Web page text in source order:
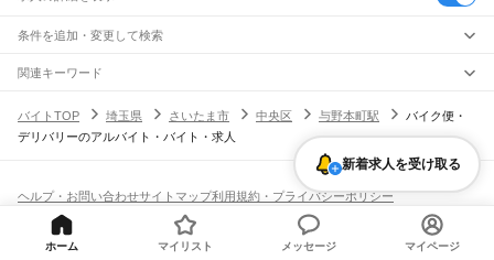
条件を追加・変更して検索
市区町村を追加・変更
埼玉県すべて
さいたま市すべて
緑区 岩槻区
飯能市
春日部市狭山市羽生市鴻巣市深谷市上尾市草加市越谷市蕨市戸田市
朝霞市
新座市 北本市八潮市 三郷市蓮田市
坂戸市
鶴ヶ島市 日高市 ふじみ野市白岡市
北川辺町
駅を追加・変更
南浦和駅東浦和駅東川口駅南越谷駅
三郷駅
JR八高線(八王子～高麗川)
金子駅東飯能駅
職種を追加・変更
飲食・フードサービスすべて
ホールスタッフ
キッチンスタッフ 精肉・鮮魚加工
給食調理
パン屋（ベーカリー）
フードカウンター販売員
バー（BAR）・バーテンダー
飲食店補助（開店・閉店準備） 飲食店（店長・マネージャー）
日払いOK
学生歓迎 髪型・髪色自由
ネイルOK
ピアスOK
オープニングスタッフ 留学生・外国人活躍中
雇用形態を追加・変更
アルバイト・パート
関連キーワード
バイトTOP
埼玉県 さいたま市 中央区 与野本町駅
バイク便・
デリバリーのアルバイト・バイト・求人
新着求人を受け取る
ヘルプ・お問い合わせサイトマップ利用規約・プライバシーポリシー
[企業]求人広告の掲載相談
ホーム マイリスト メッセージ マイページ